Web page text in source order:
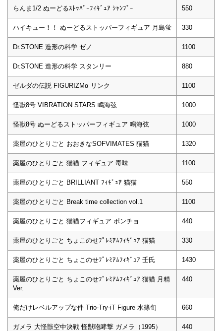
らんま1/2 ぬーどるｽﾄｯﾊﾟｰﾌｨｷﾞｭｱ ｼｬﾝﾌﾟｰ 550
ハイキュー！！ ぬーどるストッパーフィギュア 月島蛍 330
Dr.STONE 造形の科学 ゼノ 1100
Dr.STONE 造形の科学 スタンリー 880
ゼルダの伝説 FIGURIZMα リンク 1100
怪獣8号 VIBRATION STARS 鳴海弦 1000
怪獣8号 ぬーどるストッパーフィギュア 鳴海弦 1000
薬屋のひとりごと おおきなSOFVIMATES 猫猫 1320
薬屋のひとりごと 猫猫 フィギュア 毒味 1100
薬屋のひとりごと BRILLIANT ﾌｨｷﾞｭｱ 猫猫 550
薬屋のひとりごと Break time collection vol.1 1100
薬屋のひとりごと 猫猫フィギュア ポンチョ 440
薬屋のひとりごと ちょこのせﾌﾟﾚﾐｱﾑﾌｨｷﾞｭｱ 猫猫 330
薬屋のひとりごと ちょこのせﾌﾟﾚﾐｱﾑﾌｨｷﾞｭｱ 壬氏 1430
薬屋のひとりごと ちょこのせﾌﾟﾚﾐｱﾑﾌｨｷﾞｭｱ 猫猫 月精
Ver.
440
俺だけレベルアップな件 Trio-Try-iT Figure 水篠旬 660
ガメラ 大怪獣空中決戦 怪獣咆哮撃 ガメラ（1995） 440